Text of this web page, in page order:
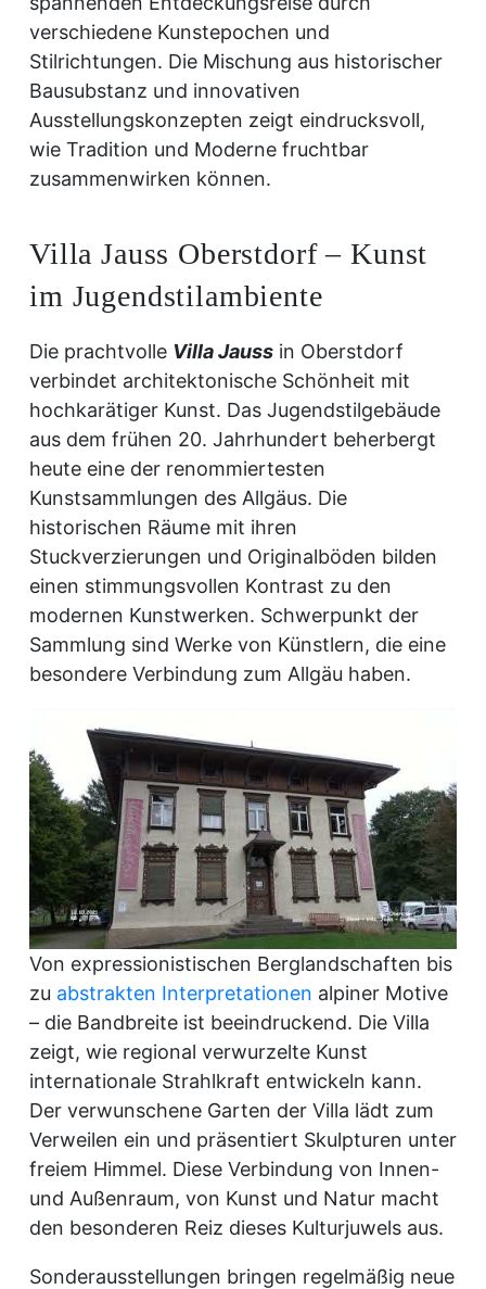
verschiedene Kunstepochen und
Stilrichtungen. Die Mischung aus historischer
Bausubstanz und innovativen
Ausstellungskonzepten zeigt eindrucksvoll,
wie Tradition und Moderne fruchtbar
zusammenwirken können.
Villa Jauss Oberstdorf – Kunst
im Jugendstilambiente
Die prachtvolle Villa Jauss in Oberstdorf
verbindet architektonische Schönheit mit
hochkarätiger Kunst. Das Jugendstilgebäude
aus dem frühen 20. Jahrhundert beherbergt
heute eine der renommiertesten
Kunstsammlungen des Allgäus. Die
historischen Räume mit ihren
Stuckverzierungen und Originalböden bilden
einen stimmungsvollen Kontrast zu den
modernen Kunstwerken. Schwerpunkt der
Sammlung sind Werke von Künstlern, die eine
besondere Verbindung zum Allgäu haben.
Von expressionistischen Berglandschaften bis
zu abstrakten Interpretationen alpiner Motive
– die Bandbreite ist beeindruckend. Die Villa
zeigt, wie regional verwurzelte Kunst
internationale Strahlkraft entwickeln kann.
Der verwunschene Garten der Villa lädt zum
Verweilen ein und präsentiert Skulpturen unter
freiem Himmel. Diese Verbindung von Innen-
und Außenraum, von Kunst und Natur macht
den besonderen Reiz dieses Kulturjuwels aus.
Sonderausstellungen bringen regelmäßig neue